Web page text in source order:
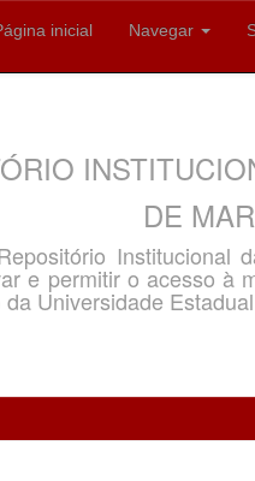
inicial Navegar
DE
Institucional
e permitir o acesso à
Universidade